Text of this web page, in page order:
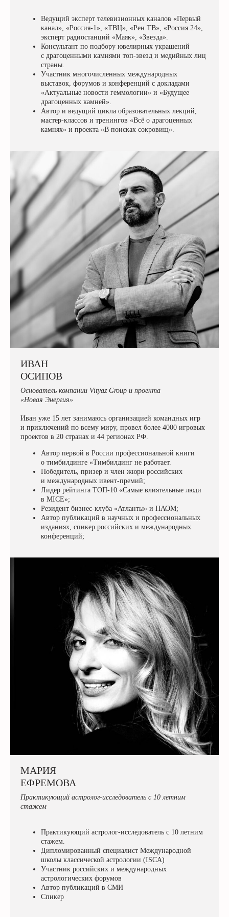
Ведущий эксперт телевизионных каналов «Первый
канал», «Россия-1», «ТВЦ», «Рен ТВ», «Россия 24»,
эксперт радиостанций «Маяк», «Звезда».
Консультант по подбору ювелирных украшений
с драгоценными камнями топ-звезд и медийных лиц
страны.
Участник многочисленных международных
выставок, форумов и конференций с докладами
«Актуальные новости геммологии» и «Будущее
драгоценных камней».
Автор и ведущий цикла образовательных лекций,
мастер-классов и тренингов «Всё о драгоценных
камнях» и проекта «В поисках сокровищ».
ИВАН
ОСИПОВ
Основатель компании Vityaz Group и проекта
«Новая Энергия»
Иван уже 15 лет занимаюсь организацией командных игр
и приключений по всему миру, провел более 4000 игровых
проектов в 20 странах и 44 регионах РФ.
Автор первой в России профессиональной книги
о тимбилдинге «Тимбилдинг не работает.
Победитель, призер и член жюри российских
и международных ивент-премий;
Лидер рейтинга ТОП-10 «Самые влиятельные люди
в MICE»;
Резидент бизнес-клуба «Атланты» и НАОМ;
Автор публикаций в научных и профессиональных
изданиях, спикер российских и международных
конференций;
МАРИЯ
ЕФРЕМОВА
Практикующий астролог-исследователь с 10 летним
стажем
Практикующий астролог-исследователь с 10 летним
стажем.
Дипломированный специалист Международной
школы классической астрологии (ISCA)
Участник российских и международных
астрологических форумов
Автор публикаций в СМИ
Спикер